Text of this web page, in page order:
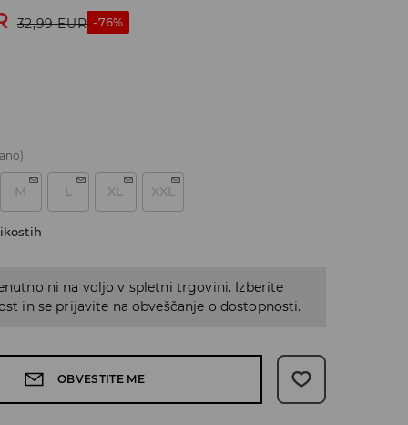
32,99 EUR -76%
M L XL XXL
ni na voljo v spletni trgovini. Izberite
in se prijavite na obveščanje o dostopnosti.
OBVESTITE ME